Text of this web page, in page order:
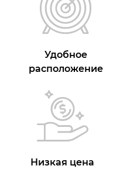
Удобное
расположение
Низкая цена